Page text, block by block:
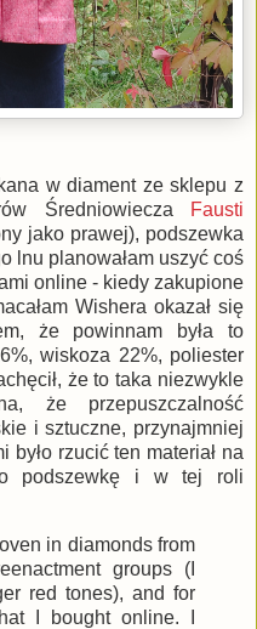
w diament ze sklepu z
Średniowiecza
Fausti
jako prawej), podszewka
lnu planowałam uszyć coś
online - kiedy zakupione
Wishera okazał się
że powinnam była to
wiskoza 22%, poliester
że to taka niezwykle
że przepuszczalność
i sztuczne, przynajmniej
rzucić ten materiał na
podszewkę i w tej roli
in diamonds from
groups (I
red tones), and for
I bought online. I